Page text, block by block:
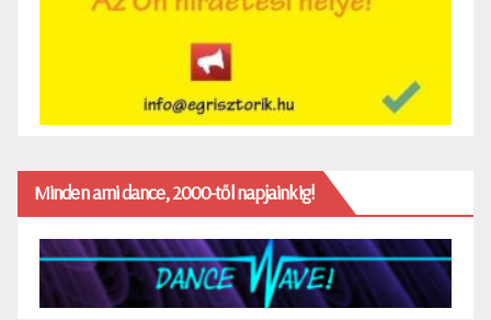
Minden ami dance, 2000-től napjainkig!